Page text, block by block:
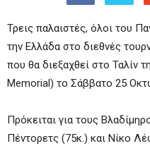
Τρεις παλαιστές, όλοι του
την Ελλάδα στο διεθνές
που θα διεξαχθεί στο Ταλίν
Memorial) το Σάββατο 25
Πρόκειται για τους
Πέντορετς (75κ.) και Νίκο